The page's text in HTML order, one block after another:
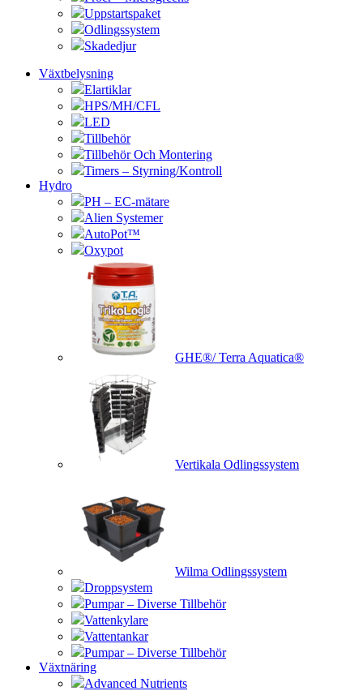
Uppstartspaket
Odlingssystem
Skadedjur
Växtbelysning
Elartiklar
HPS/MH/CFL
LED
Tillbehör
Tillbehör Och Montering
Timers – Styrning/Kontroll
Hydro
PH – EC-mätare
Alien Systemer
AutoPot™
Oxypot
GHE®/ Terra Aquatica®
Vertikala Odlingssystem
Wilma Odlingssystem
Droppsystem
Pumpar – Diverse Tillbehör
Vattenkylare
Vattentankar
Pumpar – Diverse Tillbehör
Växtnäring
Advanced Nutrients